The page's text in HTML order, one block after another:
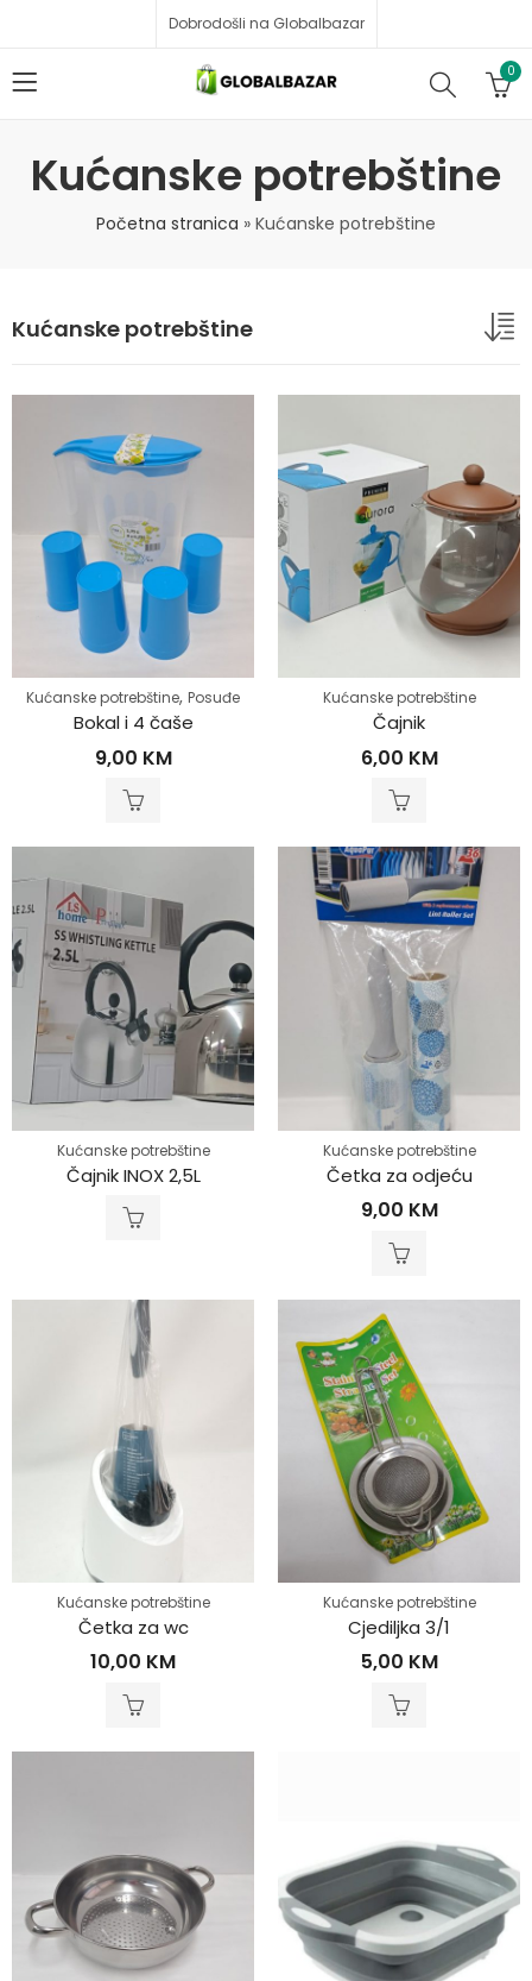
Dobrodošli na Globalbazar
0
Kućanske potrebštine
Početna stranica » Kućanske potrebštine
Kućanske potrebštine
Kućanske potrebštine, Posuđe
Bokal i 4 čaše
9,00 KM
Kućanske potrebštine
Čajnik
6,00 KM
Kućanske potrebštine
Čajnik INOX 2,5L
Kućanske potrebštine
Četka za odjeću
9,00 KM
Kućanske potrebštine
Četka za wc
10,00 KM
Kućanske potrebštine
Cjediljka 3/1
5,00 KM